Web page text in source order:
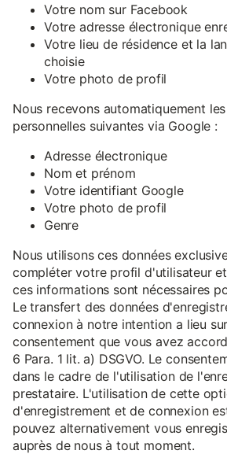
Votre nom sur Facebook
Votre adresse électronique
Votre lieu de résidence et la
choisie
Votre photo de profil
Nous recevons automatiquement
personnelles suivantes via Google :
Adresse électronique
Nom et prénom
Votre identifiant Google
Votre photo de profil
Genre
Nous utilisons ces données
compléter votre profil d'utilisateur
ces informations sont nécessaires
Le transfert des données
connexion à notre intention a lieu
consentement que vous avez
6 Para. 1 lit. a) DSGVO. Le
dans le cadre de l'utilisation de
prestataire. L'utilisation de cette
d'enregistrement et de connexion
pouvez alternativement vous
auprès de nous à tout moment.